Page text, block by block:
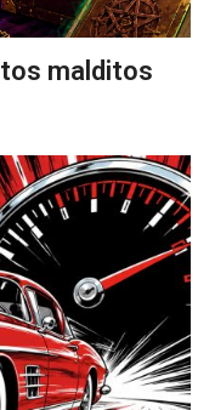
malditos